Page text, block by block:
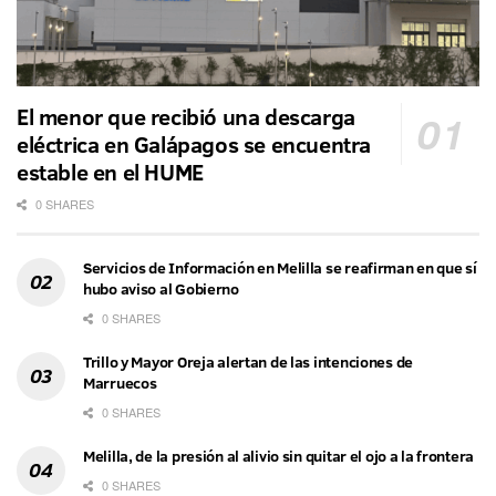
El menor que recibió una descarga
eléctrica en Galápagos se encuentra
estable en el HUME
0 SHARES
Servicios de Información en Melilla se reafirman en que sí
hubo aviso al Gobierno
0 SHARES
Trillo y Mayor Oreja alertan de las intenciones de
Marruecos
0 SHARES
Melilla, de la presión al alivio sin quitar el ojo a la frontera
0 SHARES